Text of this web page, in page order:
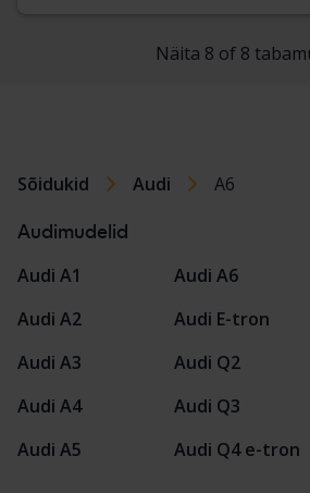
Näita 8 of 8
Sõidukid Audi A6
Audimudelid
Audi A1
Audi A2
Audi A3
Audi A4
Audi A5
Audi A6
Audi E-tron
Audi Q2
Audi Q3
Audi Q4 e-tron